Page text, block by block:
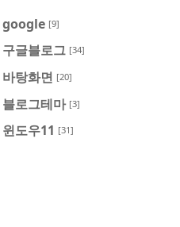
google [9]
구글블로그 [34]
바탕화면 [20]
블로그테마 [3]
윈도우11 [31]